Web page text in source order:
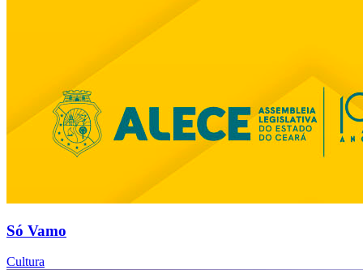
Só Vamo
Cultura